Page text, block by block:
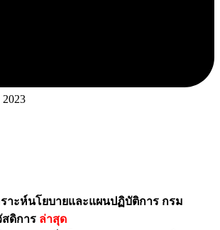
าะห์นโยบายและแผนปฏิบัติการ กรม
ดิการ ล่าสุด